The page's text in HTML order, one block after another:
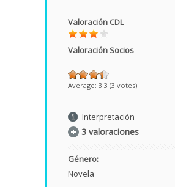
Valoración CDL
Valoración Socios
Average: 3.3 (3 votes)
Interpretación
3 valoraciones
Género:
Novela